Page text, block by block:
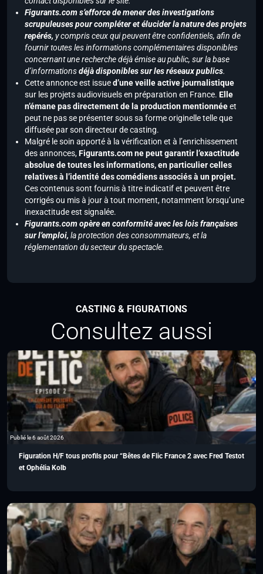
Figurants.com s’efforce de mener des investigations
scrupuleuses pour compléter et élucider la nature des projets
repérés, y compris ceux qui peuvent être confidentiels, afin de
fournir toutes les informations complémentaires disponibles
concernant une recherche déjà émise au public, sur la base
d’informationsdéjà disponibles sur les réseaux publics.
Cette annonce est issued’une veille active journalistique
sur les projets audiovisuels en préparation en France. Elle
n’émane pas directement de la production mentionnéeet
peut ne pas se présenter sous sa forme originelle telle que
diffusée par son directeur de casting.
Malgré le soin apporté à la vérification et à l’enrichissement
des annonces,Figurants.com ne peut garantir l’exactitude
absolue de toutes les informations, en particulier celles
relatives à l’identité des comédiens associés à un projet.
Ces contenus sont fournis à titre indicatif et peuvent être
corrigés ou mis à jour à tout moment, notamment lorsqu’une
inexactitude est signalée.
Figurants.com opère en conformité avec les lois françaises
sur l’emploi, la protection des consommateurs, et la
réglementation du secteur du spectacle.
CASTING & FIGURATIONS
Consultez aussi
Publié le 6 août 2026
Figuration H/F tous profils pour “Bêtes de Flic France 2 avec Fred Testot
et Ophélia Kolb